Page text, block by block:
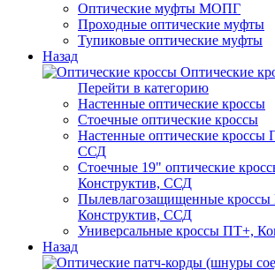
Оптические муфты МОПГ
Проходные оптические муфты
Тупиковые оптические муфты
Назад
Оптические
Перейти в категорию
Настенные оптические кроссы
Стоечные оптические кроссы
Настенные оптические кроссы
ССД
Стоечные 19" оптические
Конструктив, ССД
Пылевлагозащищенные
Конструктив, ССД
Универсальные кроссы ПТ+,
Назад